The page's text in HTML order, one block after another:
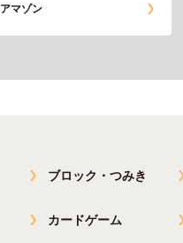
アマゾン
ブロック・つみき
カードゲーム